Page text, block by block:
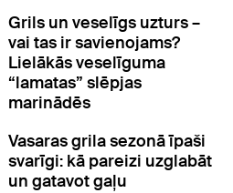
Grils un veselīgs uzturs –
vai tas ir savienojams?
Lielākās veselīguma
“lamatas” slēpjas
marinādēs
Vasaras grila sezonā īpaši
svarīgi: kā pareizi uzglabāt
un gatavot gaļu